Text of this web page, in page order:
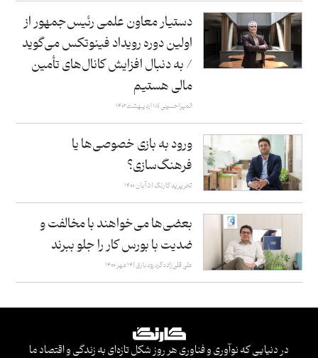
دستیار معاون علمی رئیس‌جمهور از
اولین دوره رویداد فینوتکس می‌گوید
/ به دنبال افزایش کانال‌های تأمین‌
مالی هستیم
المیرا حسینی ۱۸ اردیبهشت ۱۴۰۲
ورود به بازی خصوصی‌ها یا
فرهنگ‌سازی؟
تحریریه کارنگ ۵ آبان ۱۴۰۰
بعضی‌ها می‌خواهند با مخالفت و
ضدیت با بورس کار را جلو ببرند
علی قلی‌زاده گردرودباری ۱۴ مهر ۱۴۰۰
در دنیایی که نوآوری و فناوری هر روز شکل تازه‌ای به زندگی و اقتصاد ما